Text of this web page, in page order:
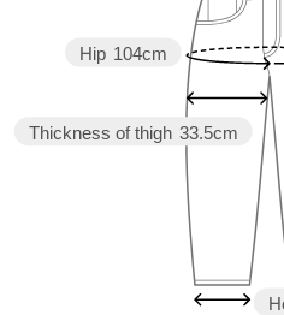
Thickness of thigh 33.5cm
Hip 104cm